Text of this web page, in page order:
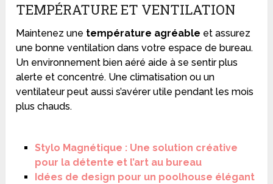
TEMPÉRATURE ET VENTILATION
Maintenez une température agréable et assurez
une bonne ventilation dans votre espace de bureau.
Un environnement bien aéré aide à se sentir plus
alerte et concentré. Une climatisation ou un
ventilateur peut aussi s’avérer utile pendant les mois
plus chauds.
Stylo Magnétique : Une solution créative
pour la détente et l’art au bureau
Idées de design pour un poolhouse élégant